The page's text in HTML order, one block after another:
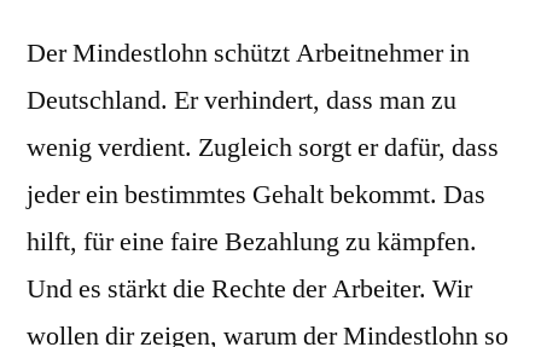
Der Mindestlohn schützt Arbeitnehmer in
Deutschland. Er verhindert, dass man zu
wenig verdient. Zugleich sorgt er dafür, dass
jeder ein bestimmtes Gehalt bekommt. Das
hilft, für eine faire Bezahlung zu kämpfen.
Und es stärkt die Rechte der Arbeiter. Wir
wollen dir zeigen, warum der Mindestlohn so